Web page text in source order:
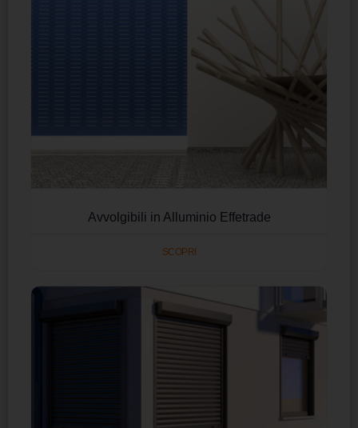
Avvolgibili in Alluminio Effetrade
SCOPRI